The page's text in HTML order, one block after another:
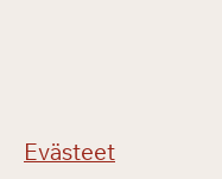
Evästeet